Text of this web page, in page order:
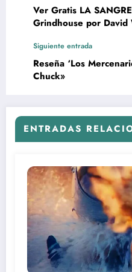
Ver Gratis LA
Grindhouse por David
Siguiente entrada
Reseña ‘Los
Chuck»
ENTRADAS